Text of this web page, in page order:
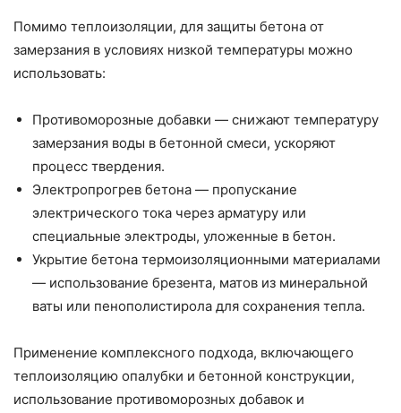
Помимо теплоизоляции, для защиты бетона от
замерзания в условиях низкой температуры можно
использовать:
Противоморозные добавки — снижают температуру
замерзания воды в бетонной смеси, ускоряют
процесс твердения.
Электропрогрев бетона — пропускание
электрического тока через арматуру или
специальные электроды, уложенные в бетон.
Укрытие бетона термоизоляционными материалами
— использование брезента, матов из минеральной
ваты или пенополистирола для сохранения тепла.
Применение комплексного подхода, включающего
теплоизоляцию опалубки и бетонной конструкции,
использование противоморозных добавок и